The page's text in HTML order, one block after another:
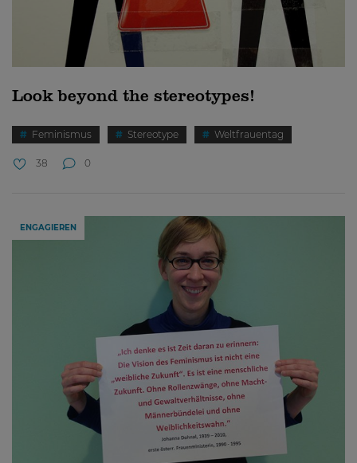
Look beyond the stereotypes!
Feminismus Stereotype Weltfrauentag
38 0
ENGAGIEREN